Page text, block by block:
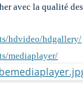
avec la qualité
hdvideo/hdgallery/
mediaplayer/